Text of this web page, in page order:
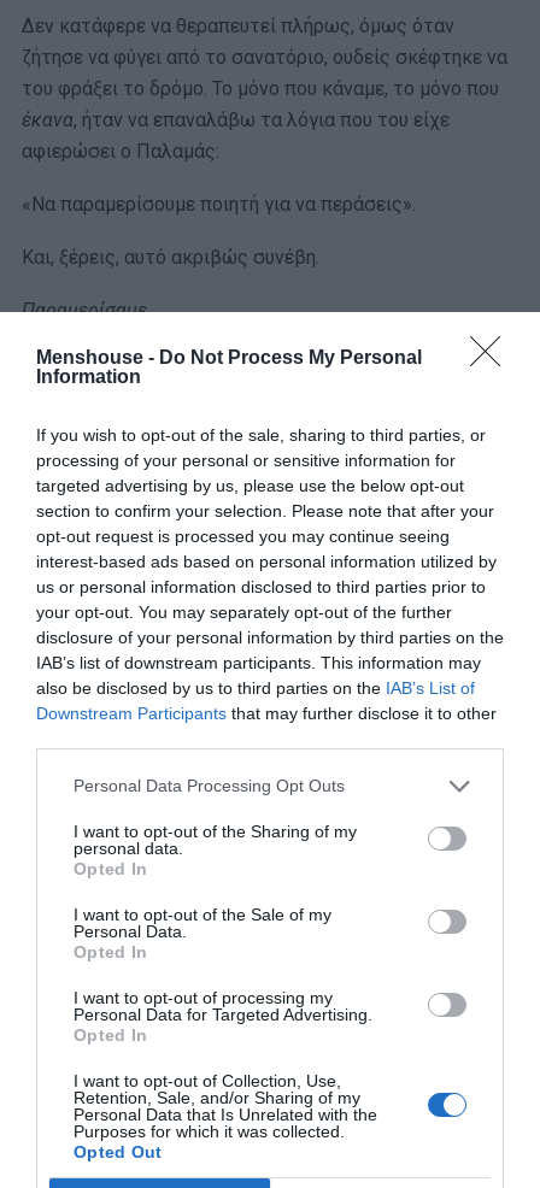
Menshouse - Do Not Process My Personal
Information
If you wish to opt-out of the sale, sharing to third parties, or
processing of your personal or sensitive information for
targeted advertising by us, please use the below opt-out
section to confirm your selection. Please note that after your
opt-out request is processed you may continue seeing
interest-based ads based on personal information utilized by
us or personal information disclosed to third parties prior to
your opt-out. You may separately opt-out of the further
disclosure of your personal information by third parties on the
IAB’s list of downstream participants. This information may
also be disclosed by us to third parties on the IAB’s List of
Downstream Participants that may further disclose it to other
Personal Data Processing Opt Outs
I want to opt-out of the Sharing of my
personal data.
Opted In
I want to opt-out of the Sale of my
Personal Data.
Opted In
I want to opt-out of processing my
Personal Data for Targeted Advertising.
Opted In
I want to opt-out of Collection, Use,
Retention, Sale, and/or Sharing of my
Personal Data that Is Unrelated with the
Purposes for which it was collected.
Opted Out
Δεν κατάφερε να θεραπευτεί πλήρως, όμως όταν
ζήτησε να φύγει από το σανατόριο, ουδείς σκέφτηκε να
του φράξει το δρόμο. Το μόνο που κάναμε, το μόνο που
έκανα, ήταν να επαναλάβω τα λόγια που του είχε
αφιερώσει ο Παλαμάς:
«Να παραμερίσουμε ποιητή για να περάσεις».
Και, ξέρεις, αυτό ακριβώς συνέβη.
Παραμερίσαμε.
«Τοῦτο τό σπίτι στοίχειωσε, μέ διώχνει —θέλω
ξεκολλᾶνε, τά κάδρα ρίχνονται σά νά βουτᾶνε
στό κενό…»
Τα χρόνια περνούσαν, μέχρι που φτάσαμε, σχεδόν
ανέλπιστα, στη λύση: η πενικιλίνη και τα αντιβιοτικά
έκαναν καλά τη δουλειά τους και η φυματίωση
μετατράπηκε από ερεβώδης εφιάλτης σ’ ελεγχόμενη
μολυσματική νόσος των πνευμόνων.
Κάπως έτσι το 1961, πια, τα σανατόρια έπαψαν να έχουν
λόγο ύπαρξης στην Ελλάδα και τούτο το κτήριο- το
οποίο σώζεται από το 1935- μετατράπηκε σε
ξενοδοχείο (το περίφημο «Ξενία») που αγοράστηκε από
Ωστόσο, λόγο του γεγονότος πως δεν είχε θέα στην
Αθήνα και δεν ήταν εύκολα προσβάσιμο, το εγχείρημα
οδηγήθηκε σ’ εμπορική αποτυχία, με αποτέλεσμα να
«μεταμορφωθεί» εκ νέου.
Αυτή τη φορά έγινε το «σπίτι» της Σχολής Τουριστικών
επαγγελμάτων. Όμως, και η νέα ιδέα αποδείχτηκε
σχεδόν θνησιγενής: μετά από λίγα, μόλις, χρόνια
λειτουργίας η σχολή έκλεισε το 1980 κι έκτοτε…